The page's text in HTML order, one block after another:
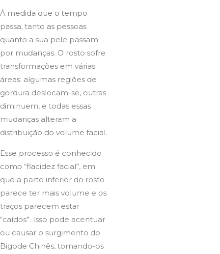
À medida que o tempo
passa, tanto as pessoas
quanto a sua pele passam
por mudanças. O rosto sofre
transformações em várias
áreas: algumas regiões de
gordura deslocam-se, outras
diminuem, e todas essas
mudanças alteram a
distribuição do volume facial.
Esse processo é conhecido
como “flacidez facial”, em
que a parte inferior do rosto
parece ter mais volume e os
traços parecem estar
“caídos”. Isso pode acentuar
ou causar o surgimento do
Bigode Chinês, tornando-os